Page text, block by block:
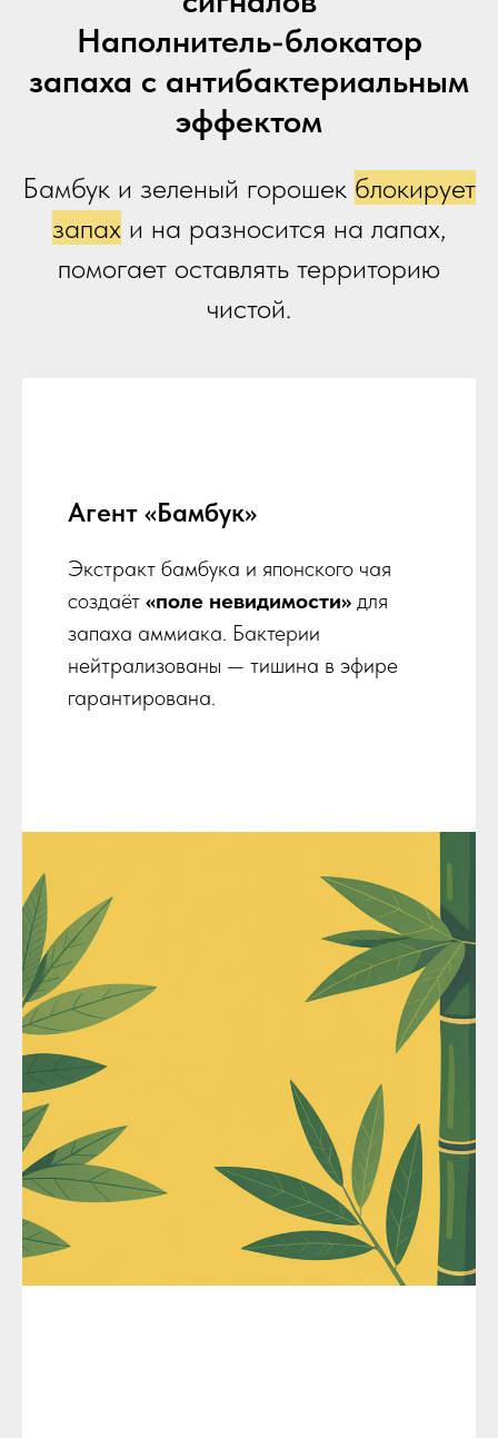
Наполнитель-блокатор
запаха с антибактериальным
эффектом
Бамбук и зеленый горошек блокирует
запах и на разносится на лапах,
помогает оставлять территорию
чистой.
Агент «Бамбук»
Экстракт бамбука и японского чая
создаёт «поле невидимости»для
запаха аммиака. Бактерии
нейтрализованы — тишина в эфире
гарантирована.